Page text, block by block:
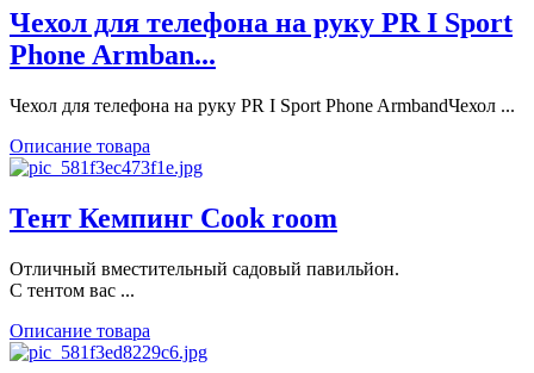
Чехол для телефона на руку PR I Sport
Phone Armban...
Чехол для телефона на руку PR I Sport Phone ArmbandЧехол ...
Описание товара
Тент Кемпинг Cook room
Отличный вместительный садовый павильйон.
С тентом вас ...
Описание товара